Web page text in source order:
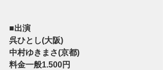
■出演
呉ひとし(大阪)
中村ゆきまさ(京都)
料金一般1.500円